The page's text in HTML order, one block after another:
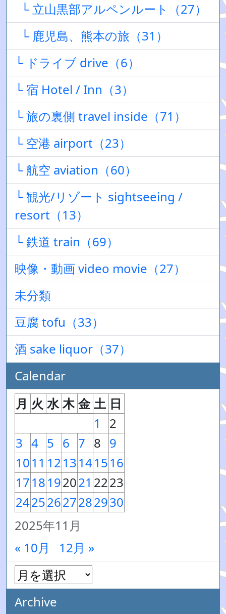
└ 立山黒部アルペンルート（27）
└ 鹿児島、熊本の旅（31）
└ ドライブ drive（6）
└ 宿 Hotel / Inn（3）
└ 旅の裏側 travel inside（71）
└ 空港 airport（23）
└ 航空 aviation（60）
└ 観光/リゾート sightseeing /
resort（13）
└ 鉄道 train（69）
映像・動画 video movie（27）
未分類
豆腐 tofu（33）
酒 sake liquor（37）
Calendar
2025年11月
月 火 水 木 金 土 日
1
2
3 4 5 6 7 8 9
1011 1213141516
1718192021 2223
24252627282930
« 10月 12月 »
Archive